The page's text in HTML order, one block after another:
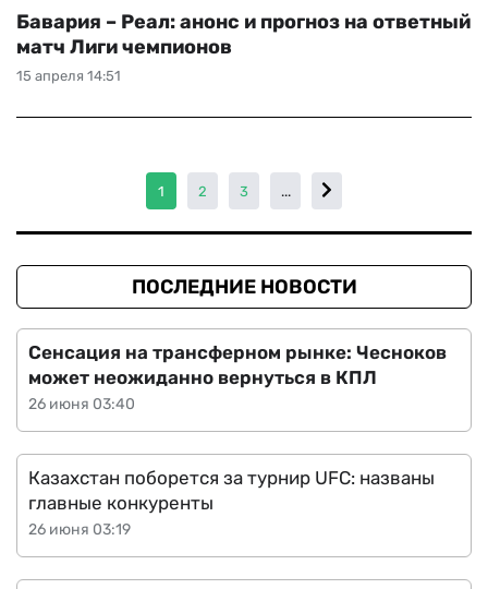
15 апреля 14:51
Бавария – Реал: анонс и прогноз на ответный
матч Лиги чемпионов
1 2 3 ...
ПОСЛЕДНИЕ НОВОСТИ
26 июня 03:40
Сенсация на трансферном рынке: Чесноков
может неожиданно вернуться в КПЛ
26 июня 03:19
Казахстан поборется за турнир UFC: названы
главные конкуренты